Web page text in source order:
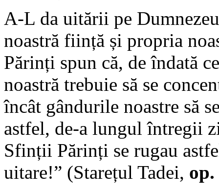
A-L da uitării pe
noastră ființă și propria
Părinți spun că, de îndată
noastră trebuie să se
încât gândurile noastre să
astfel, de-a lungul întregii
Sfinții Părinți se rugau
uitare!” (Starețul Tadei,